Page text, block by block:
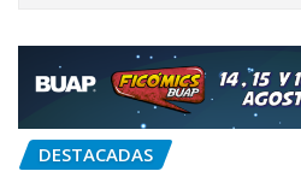
DESTACADAS